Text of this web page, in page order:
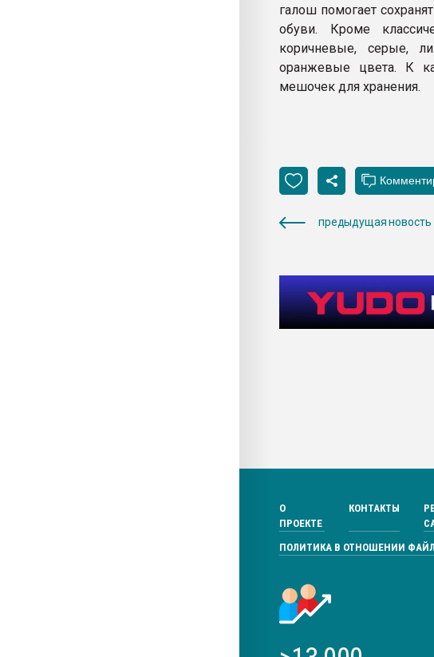
галош помогает
обуви. Кроме
коричневые, серые,
оранжевые цвета. К
мешочек для хранения.
предыдущая новость
О
ПРОЕКТЕ
КОНТАКТЫ
ПОЛИТИКА В ОТНОШЕНИИ